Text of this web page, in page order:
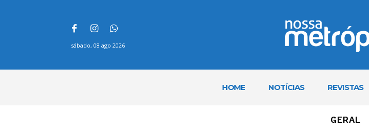
sábado, 08 ago 2026
HOME NOTÍCIAS REVISTAS
GERAL